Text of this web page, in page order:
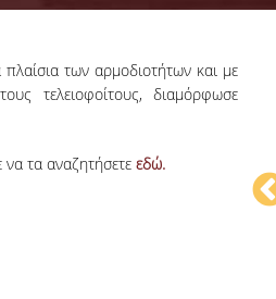
των αρμοδιοτήτων και με
τελειοφοίτους, διαμόρφωσε
τα αναζητήσετε εδώ.
18-06-2026
Προκήρυξη
Διατριβών
Τμήματος ΔΕΤ του